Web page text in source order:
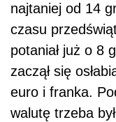
najtaniej od 14
czasu
potaniał już o 8
zaczął się
euro i franka.
walutę trzeba